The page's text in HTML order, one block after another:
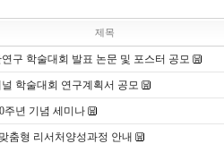
제목
구 학술대회 발표 논문 및 포스터 공모
학술대회 연구계획서 공모
주년 기념 세미나
춤형 리서처양성과정 안내